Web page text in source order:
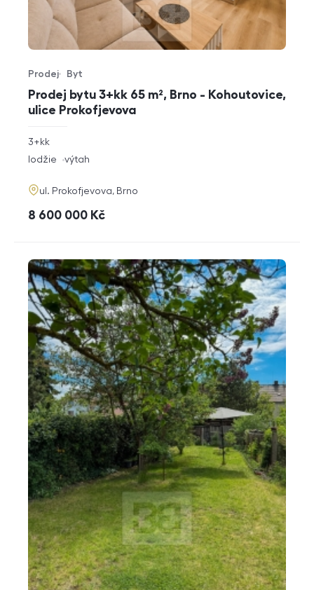
Prodej bytu 3+kk 65 m², Brno - Kohoutovice,
ulice Prokofjevova
Typ nabídky
Prodej
Typ nemovitosti
Byt
rozměry
3+kk
funkce
lodžie výtah
adresa
ul. Prokofjevova, Brno
cena
8 600 000 Kč